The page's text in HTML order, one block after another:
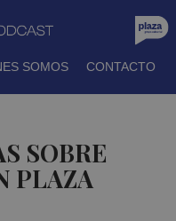
SOMOS CONTACTO
SOBRE
PLAZA